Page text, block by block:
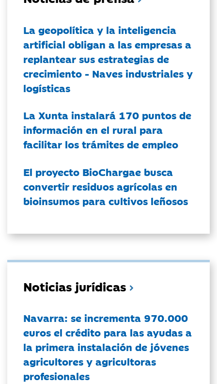
La geopolítica y la inteligencia
artificial obligan a las empresas a
replantear sus estrategias de
crecimiento - Naves industriales y
logísticas
La Xunta instalará 170 puntos de
información en el rural para
facilitar los trámites de empleo
El proyecto BioChargae busca
convertir residuos agrícolas en
bioinsumos para cultivos leñosos
Noticias jurídicas
Navarra: se incrementa 970.000
euros el crédito para las ayudas a
la primera instalación de jóvenes
agricultores y agricultoras
profesionales